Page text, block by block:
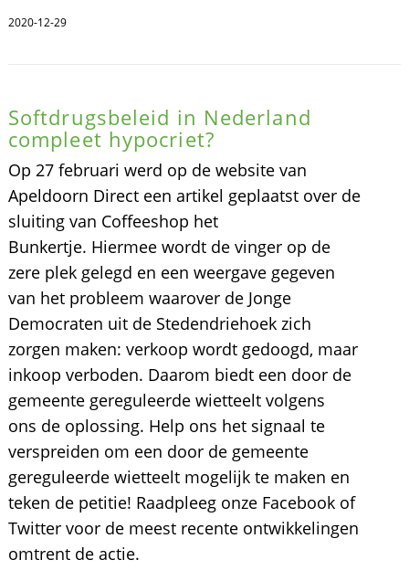
2020-12-29
Softdrugsbeleid in Nederland
compleet hypocriet?
Op 27 februari werd op de website van
Apeldoorn Direct een artikel geplaatst over de
sluiting van Coffeeshop het
Bunkertje. Hiermee wordt de vinger op de
zere plek gelegd en een weergave gegeven
van het probleem waarover de Jonge
Democraten uit de Stedendriehoek zich
zorgen maken: verkoop wordt gedoogd, maar
inkoop verboden. Daarom biedt een door de
gemeente gereguleerde wietteelt volgens
ons de oplossing. Help ons het signaal te
verspreiden om een door de gemeente
gereguleerde wietteelt mogelijk te maken en
teken de petitie! Raadpleeg onze Facebook of
Twitter voor de meest recente ontwikkelingen
omtrent de actie.